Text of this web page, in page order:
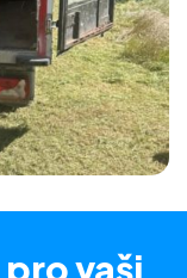
pro vaši